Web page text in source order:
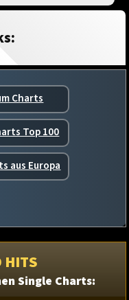
Charts
Top 100
aus Europa
HITS
Single Charts: